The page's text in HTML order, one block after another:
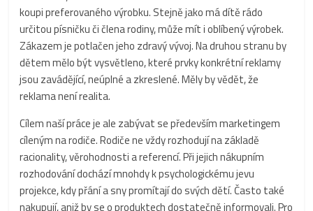
koupi preferovaného výrobku. Stejně jako má dítě rádo
určitou písničku či člena rodiny, může mít i oblíbený výrobek.
Zákazem je potlačen jeho zdravý vývoj. Na druhou stranu by
dětem mělo být vysvětleno, které prvky konkrétní reklamy
jsou zavádějící, neúplné a zkreslené. Měly by vědět, že
reklama není realita.
Cílem naší práce je ale zabývat se především marketingem
cíleným na rodiče. Rodiče ne vždy rozhodují na základě
racionality, věrohodnosti a referencí. Při jejich nákupním
rozhodování dochází mnohdy k psychologickému jevu
projekce, kdy přání a sny promítají do svých dětí. Často také
nakupují, aniž by se o produktech dostatečně informovali. Pro